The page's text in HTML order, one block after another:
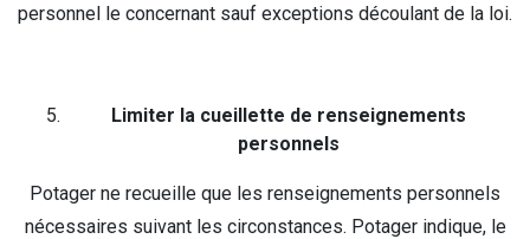
personnel le concernant sauf exceptions découlant de la loi.
Limiter la cueillette de renseignements
personnels
Potager ne recueille que les renseignements personnels
nécessaires suivant les circonstances. Potager indique, le